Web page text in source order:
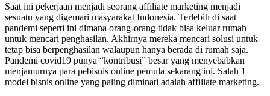
Saat ini pekerjaan menjadi seorang affiliate marketing menjadi
sesuatu yang digemari masyarakat Indonesia. Terlebih di saat
pandemi seperti ini dimana orang-orang tidak bisa keluar rumah
untuk mencari penghasilan. Akhirnya mereka mencari solusi untuk
tetap bisa berpenghasilan walaupun hanya berada di rumah saja.
Pandemi covid19 punya “kontribusi” besar yang menyebabkan
menjamurnya para pebisnis online pemula sekarang ini. Salah 1
model bisnis online yang paling diminati adalah affiliate marketing.